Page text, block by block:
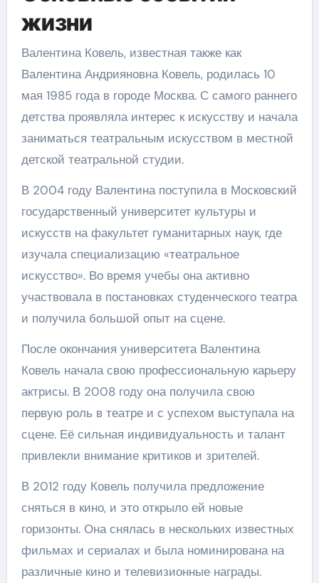
жизни
Валентина Ковель, известная также как
Валентина Андрияновна Ковель, родилась 10
мая 1985 года в городе Москва. С самого раннего
детства проявляла интерес к искусству и начала
заниматься театральным искусством в местной
детской театральной студии.
В 2004 году Валентина поступила в Московский
государственный университет культуры и
искусств на факультет гуманитарных наук, где
изучала специализацию «театральное
искусство». Во время учебы она активно
участвовала в постановках студенческого театра
и получила большой опыт на сцене.
После окончания университета Валентина
Ковель начала свою профессиональную карьеру
актрисы. В 2008 году она получила свою
первую роль в театре и с успехом выступала на
сцене. Её сильная индивидуальность и талант
привлекли внимание критиков и зрителей.
В 2012 году Ковель получила предложение
сняться в кино, и это открыло ей новые
горизонты. Она снялась в нескольких известных
фильмах и сериалах и была номинирована на
различные кино и телевизионные награды.